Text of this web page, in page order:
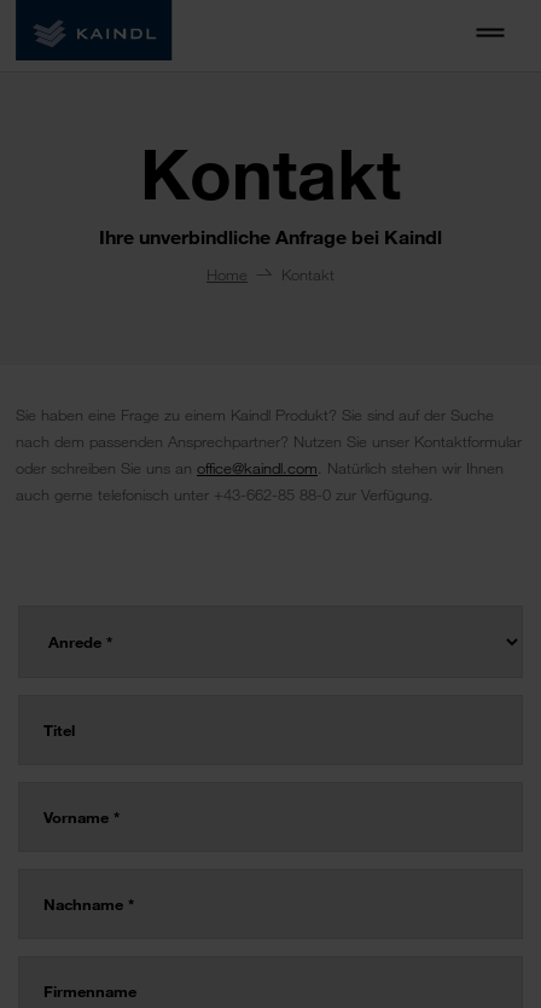
Kontakt
Ihre unverbindliche Anfrage bei Kaindl
Home Kontakt
Sie haben eine Frage zu einem Kaindl Produkt? Sie sind auf der Suche
nach dem passenden Ansprechpartner? Nutzen Sie unser Kontaktformular
oder schreiben Sie uns an office@kaindl.com . Natürlich stehen wir Ihnen
auch gerne telefonisch unter +43-662-85 88-0 zur Verfügung.